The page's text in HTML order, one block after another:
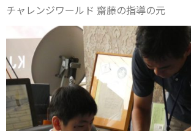
チャレンジワールド 齋藤の指導の元